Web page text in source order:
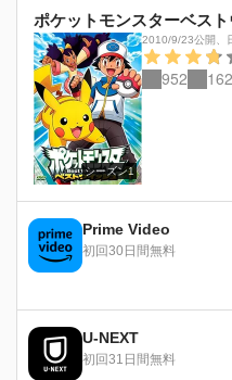
ポケットモンスターベス
シーズン1
2010/9/23公開
952 162
Prime Video
初回30日間無料
U-NEXT
初回31日間無料